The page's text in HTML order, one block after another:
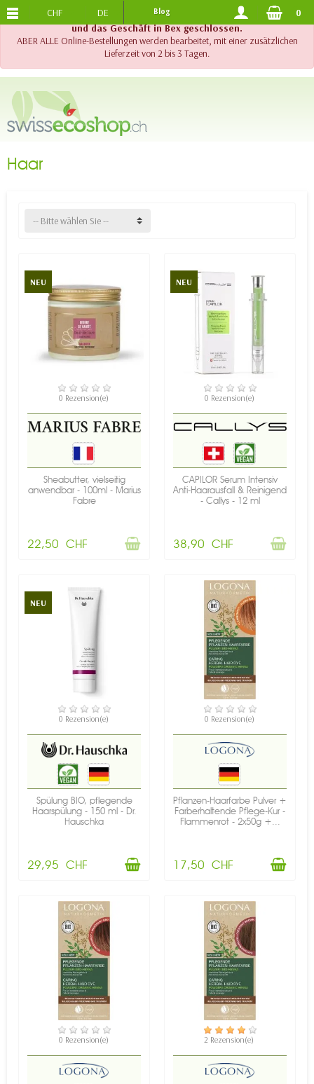
!! Wichtig !! Bis am 20. August 2026 sind der Telefonsupport
und das Geschäft in Bex geschlossen.
ABER ALLE Online-Bestellungen werden bearbeitet, mit einer zusätzlichen
Lieferzeit von 2 bis 3 Tagen.
KOSTENLOSER VERSAND AB 120.-
CHF DE Blog 0
Haar
-- Bitte wählen Sie --
NEU
NICHT AUF LAGER
0 Rezension(e)
Sheabutter, vielseitig
anwendbar - 100ml - Marius
Fabre
22,50 CHF
NEU
NICHT AUF LAGER
0 Rezension(e)
CAPILOR Serum Intensiv
Anti-Haarausfall & Reinigend
- Callys - 12 ml
38,90 CHF
NEU
VERFÜGBAR
0 Rezension(e)
Spülung BIO, pflegende
Haarspülung - 150 ml - Dr.
Hauschka
29,95 CHF
VERFÜGBAR
0 Rezension(e)
Pflanzen-Haarfarbe Pulver +
Farberhaltende Pflege-Kur -
Flammenrot - 2x50g +...
17,50 CHF
VERFÜGBAR
0 Rezension(e)
VERFÜGBAR
2 Rezension(e)